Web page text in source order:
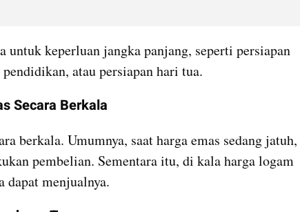
untuk keperluan jangka panjang, seperti persiapan
atau persiapan hari tua.
Secara Berkala
berkala. Umumnya, saat harga emas sedang jatuh,
pembelian. Sementara itu, di kala harga logam
dapat menjualnya.